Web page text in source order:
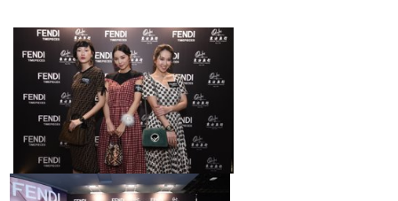
会员
登入
注册
会员尊享